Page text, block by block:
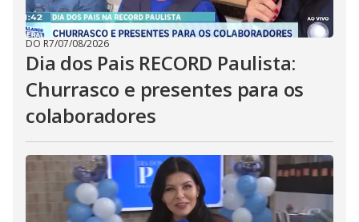
DO R7/07/08/2026
Dia dos Pais RECORD Paulista:
Churrasco e presentes para os
colaboradores